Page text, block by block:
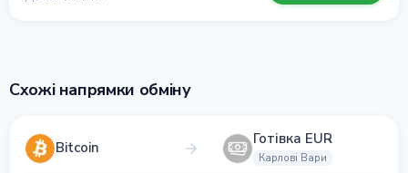
Схожі напрямки обміну
Bitcoin Готівка EUR
Карлові Вари